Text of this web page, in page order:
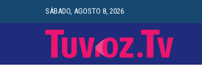
SÁBADO, AGOSTO 8, 2026